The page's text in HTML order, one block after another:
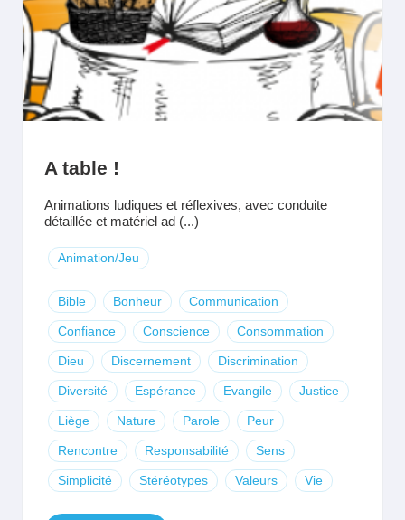
A table !
Animations ludiques et réflexives, avec conduite
détaillée et matériel ad (...)
Animation/Jeu
Bible Bonheur Communication
Confiance Conscience Consommation
Dieu Discernement Discrimination
Diversité Espérance Evangile Justice
Liège Nature Parole Peur
Rencontre Responsabilité Sens
Simplicité Stéréotypes Valeurs Vie